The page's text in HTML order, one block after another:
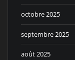
octobre 2025
septembre 2025
août 2025